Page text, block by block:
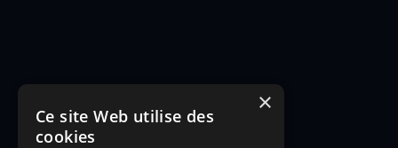
×
Ce site Web utilise des
cookies